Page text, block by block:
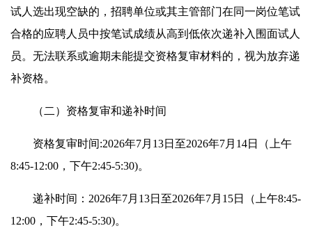
试人选出现空缺的，招聘单位或其主管部门在同一岗位笔试
合格的应聘人员中按笔试成绩从高到低依次递补入围面试人
员。无法联系或逾期未能提交资格复审材料的，视为放弃递
补资格。
（二）资格复审和递补时间
资格复审时间:2026年7月13日至2026年7月14日（上午
8:45-12:00，下午2:45-5:30)。
递补时间：2026年7月13日至2026年7月15日（上午8:45-
12:00，下午2:45-5:30)。